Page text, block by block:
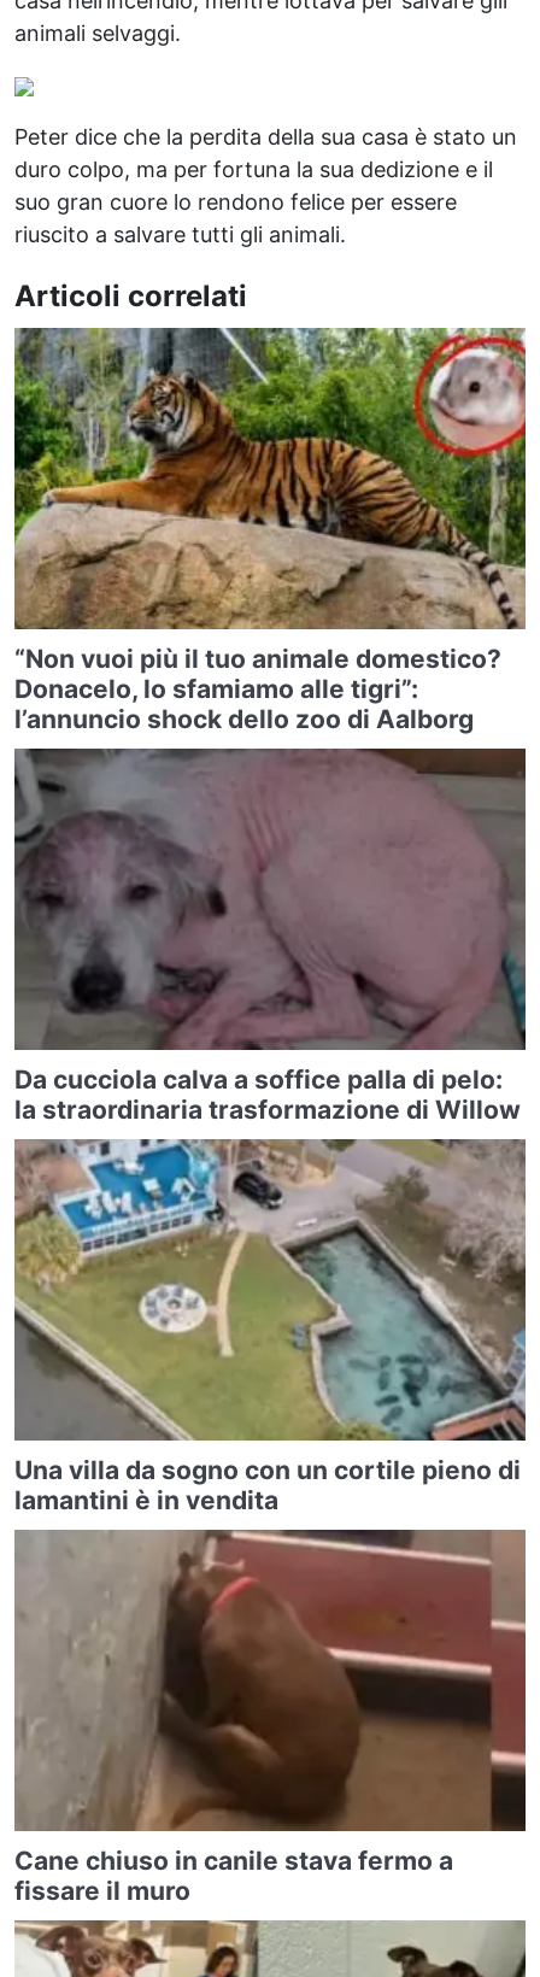
animali selvaggi.
Peter dice che la perdita della sua casa è stato un
duro colpo, ma per fortuna la sua dedizione e il
suo gran cuore lo rendono felice per essere
riuscito a salvare tutti gli animali.
Articoli correlati
“Non vuoi più il tuo animale domestico?
Donacelo, lo sfamiamo alle tigri”:
l’annuncio shock dello zoo di Aalborg
Da cucciola calva a soffice palla di pelo:
la straordinaria trasformazione di Willow
Una villa da sogno con un cortile pieno di
lamantini è in vendita
Cane chiuso in canile stava fermo a
fissare il muro